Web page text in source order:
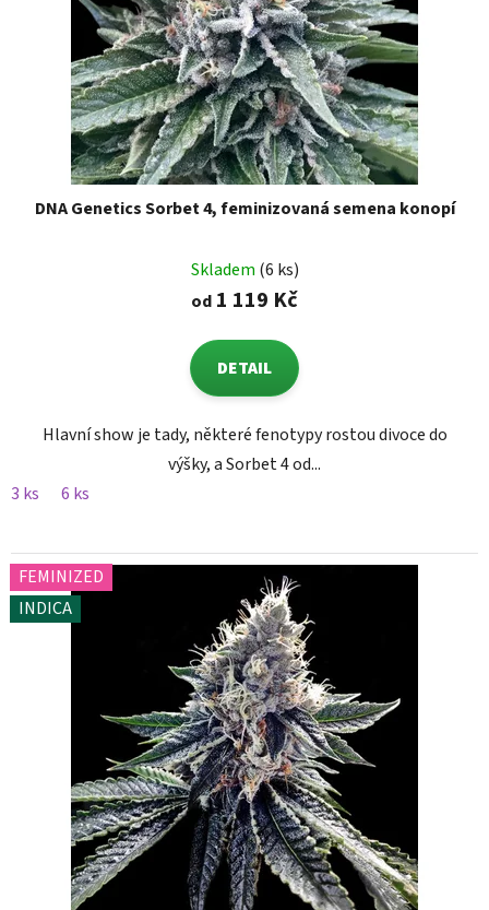
DNA Genetics Sorbet 4, feminizovaná semena konopí
Skladem (6 ks)
od 1 119 Kč
DETAIL
Hlavní show je tady, některé fenotypy rostou divoce do
výšky, a Sorbet 4 od...
3 ks
6 ks
FEMINIZED
INDICA